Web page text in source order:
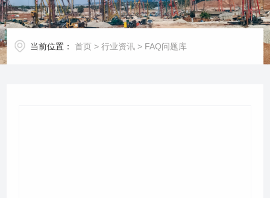
项目案例
当前位置： 首页 >行业资讯 > FAQ问题库